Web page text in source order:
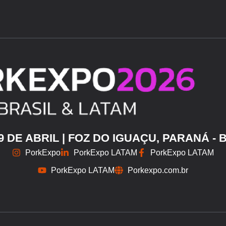
DE ABRIL | FOZ DO IGUAÇU, PARANÁ -
PorkExpo PorkExpo LATAM PorkExpo LATAM
PorkExpo LATAM Porkexpo.com.br